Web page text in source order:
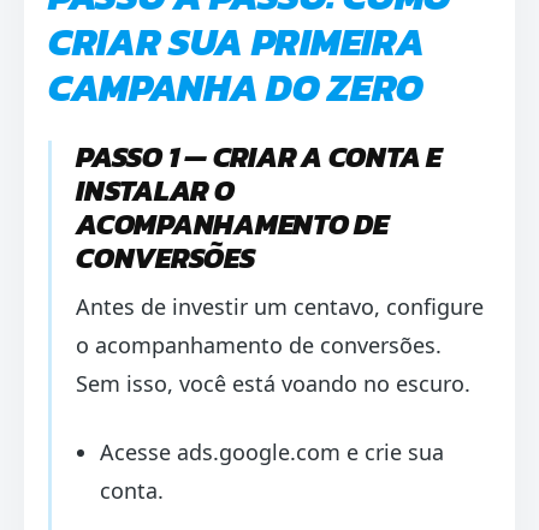
CRIAR SUA PRIMEIRA
CAMPANHA DO ZERO
PASSO 1 — CRIAR A CONTA E
INSTALAR O
ACOMPANHAMENTO DE
CONVERSÕES
Antes de investir um centavo, configure
o acompanhamento de conversões.
Sem isso, você está voando no escuro.
Acesse ads.google.com e crie sua
conta.